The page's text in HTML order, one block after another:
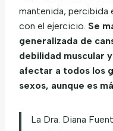
mantenida, percibida
con el ejercicio. Se
generalizada de
debilidad muscular
afectar a todos los
sexos, aunque es
La Dra. Diana